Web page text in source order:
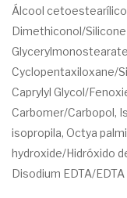
Álcool
Dimethiconol/
Cyclopentaxiloxane/
Caprylyl Glycol/
Carbomer/Carbopol,
isopropila, Octya
hydroxide/Hidróxido
Disodium EDTA/